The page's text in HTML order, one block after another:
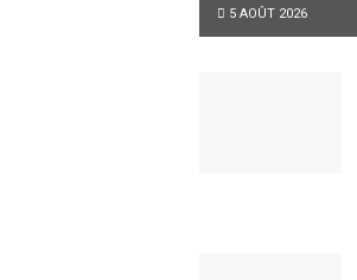
5 AOÛT 2026